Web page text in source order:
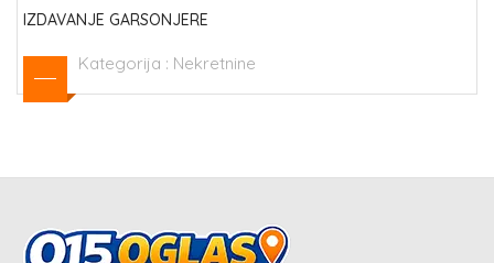
IZDAVANJE GARSONJERE
Kategorija : Nekretnine